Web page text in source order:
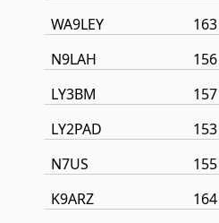
WA9LEY
163
N9LAH
156
LY3BM
157
LY2PAD
153
N7US
155
K9ARZ
164